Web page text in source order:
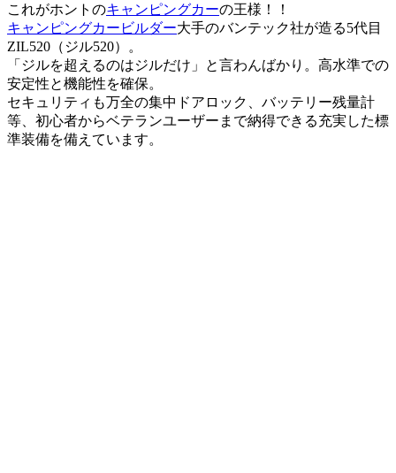
これがホントのキャンピングカーの王様！！
キャンピングカー ビルダー大手のバンテック社が造る5代目
ZIL520（ジル520）。
「ジルを超えるのはジルだけ」と言わんばかり。高水準での
安定性と機能性を確保。
セキュリティも万全の集中ドアロック、バッテリー残量計
等、初心者からベテランユーザーまで納得できる充実した標
準装備を備えています。